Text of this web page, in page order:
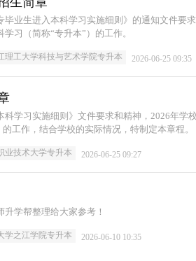
业生进入本科学习实施细则》的通知文件要
习（简称“专升本”）的工作。
理工大学科技与艺术学院专升本 2026-06-25 09:35
学习实施细则》文件要求和精神，2026年学
工作，结合学校的实际情况，特制定本章程。
业技术大学专升本 2026-06-25 09:27
学帮整理给大家参考！
学之江学院专升本 2026-06-10 10:35